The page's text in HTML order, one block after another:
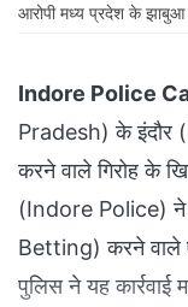
आरोपी मध्य प्रदेश के झाबुआ
Indore Police
Pradesh) के इंदौर
करने वाले गिरोह के
(Indore Police) ने
Betting) करने वाले
पुलिस ने यह कार्रवाई